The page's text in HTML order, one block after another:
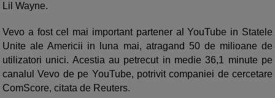
Lil Wayne.
Vevo a fost cel mai important partener al YouTube in Statele
Unite ale Americii in luna mai, atragand 50 de milioane de
utilizatori unici. Acestia au petrecut in medie 36,1 minute pe
canalul Vevo de pe YouTube, potrivit companiei de cercetare
ComScore, citata de Reuters.